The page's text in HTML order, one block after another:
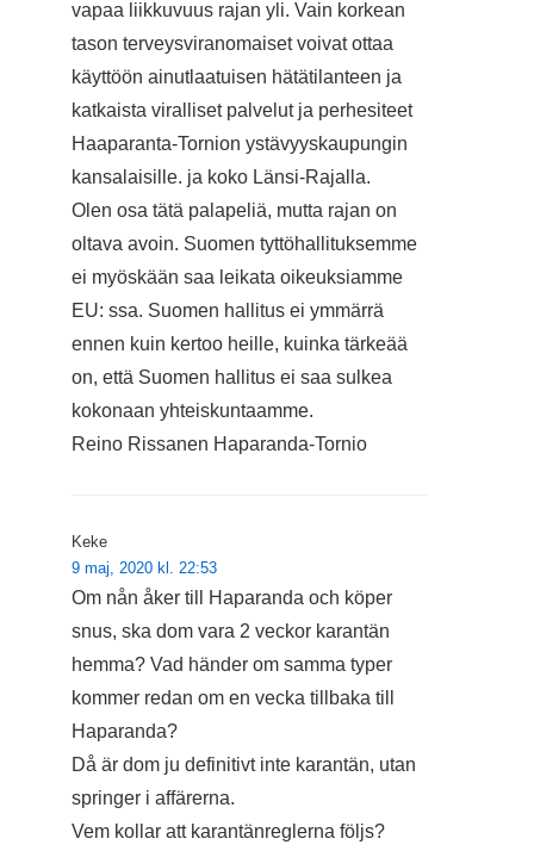
vapaa liikkuvuus rajan yli. Vain korkean
tason terveysviranomaiset voivat ottaa
käyttöön ainutlaatuisen hätätilanteen ja
katkaista viralliset palvelut ja perhesiteet
Haaparanta-Tornion ystävyyskaupungin
kansalaisille. ja koko Länsi-Rajalla.
Olen osa tätä palapeliä, mutta rajan on
oltava avoin. Suomen tyttöhallituksemme
ei myöskään saa leikata oikeuksiamme
EU: ssa. Suomen hallitus ei ymmärrä
ennen kuin kertoo heille, kuinka tärkeää
on, että Suomen hallitus ei saa sulkea
kokonaan yhteiskuntaamme.
Reino Rissanen Haparanda-Tornio
Keke
9 maj, 2020 kl. 22:53
Om nån åker till Haparanda och köper
snus, ska dom vara 2 veckor karantän
hemma? Vad händer om samma typer
kommer redan om en vecka tillbaka till
Haparanda?
Då är dom ju definitivt inte karantän, utan
springer i affärerna.
Vem kollar att karantänreglerna följs?